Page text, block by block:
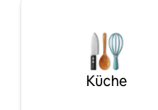
Strände, La
alle Annehmlichkeiten
Gehminuten entfernt. Die Unterkunft
ist vom Flughafen mit
Küche